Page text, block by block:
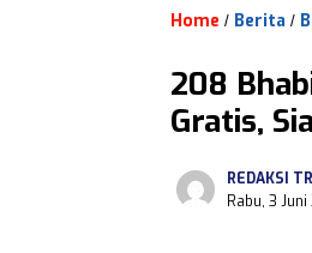
Home / Berita /
208
Gratis,
REDAKSI
Rabu, 3